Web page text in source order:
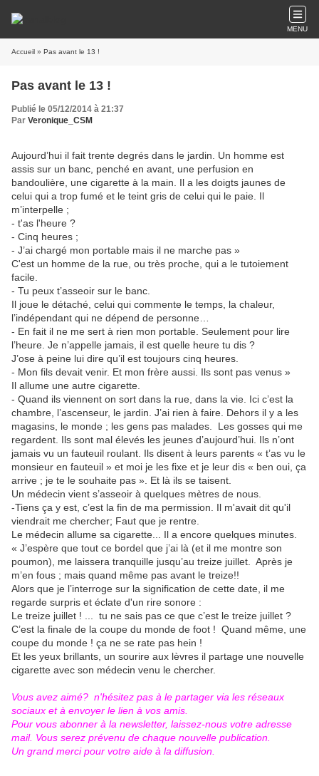
MENU
Accueil » Pas avant le 13 !
Pas avant le 13 !
Publié le 05/12/2014 à 21:37
Par Veronique_CSM
Aujourd’hui il fait trente degrés dans le jardin. Un homme est
assis sur un banc, penché en avant, une perfusion en
bandoulière, une cigarette à la main. Il a les doigts jaunes de
celui qui a trop fumé et le teint gris de celui qui le paie. Il
m’interpelle ;
- t'as l'heure ?
- Cinq heures ;
- J’ai chargé mon portable mais il ne marche pas »
C'est un homme de la rue, ou très proche, qui a le tutoiement
facile.
- Tu peux t’asseoir sur le banc.
Il joue le détaché, celui qui commente le temps, la chaleur,
l’indépendant qui ne dépend de personne…
- En fait il ne me sert à rien mon portable. Seulement pour lire
l’heure. Je n’appelle jamais, il est quelle heure tu dis ?
J’ose à peine lui dire qu’il est toujours cinq heures.
- Mon fils devait venir. Et mon frère aussi. Ils sont pas venus »
Il allume une autre cigarette.
- Quand ils viennent on sort dans la rue, dans la vie. Ici c’est la
chambre, l’ascenseur, le jardin. J’ai rien à faire. Dehors il y a les
magasins, le monde ; les gens pas malades. Les gosses qui me
regardent. Ils sont mal élevés les jeunes d’aujourd’hui. Ils n’ont
jamais vu un fauteuil roulant. Ils disent à leurs parents « t’as vu le
monsieur en fauteuil » et moi je les fixe et je leur dis « ben oui, ça
arrive ; je te le souhaite pas ». Et là ils se taisent.
Un médecin vient s’asseoir à quelques mètres de nous.
-Tiens ça y est, c’est la fin de ma permission. Il m'avait dit qu'il
viendrait me chercher; Faut que je rentre.
Le médecin allume sa cigarette... Il a encore quelques minutes.
« J’espère que tout ce bordel que j’ai là (et il me montre son
poumon), me laissera tranquille jusqu’au treize juillet. Après je
m’en fous ; mais quand même pas avant le treize!!
Alors que je l’interroge sur la signification de cette date, il me
regarde surpris et éclate d'un rire sonore :
Le treize juillet ! ... tu ne sais pas ce que c’est le treize juillet ?
C’est la finale de la coupe du monde de foot ! Quand même, une
coupe du monde ! ça ne se rate pas hein !
Et les yeux brillants, un sourire aux lèvres il partage une nouvelle
cigarette avec son médecin venu le chercher.
Vous avez aimé? n'hésitez pas à le partager via les réseaux
sociaux et à envoyer le lien à vos amis.
Pour vous abonner à la newsletter, laissez-nous votre adresse
mail. Vous serez prévenu de chaque nouvelle publication.
Un grand merci pour votre aide à la diffusion.